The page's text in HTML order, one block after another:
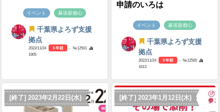
イベント 幕張新都心
千葉県よろず支援
拠点
2022/11/24 3 年前
- №12501
1905
申請のいろは
イベント 幕張新都心
千葉県よろず支援
拠点
2022/11/24 3 年前
- №12500
1613
[終了] 2023年2月22日(水) [終了] 2023年1月12日(木)